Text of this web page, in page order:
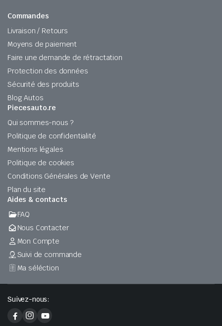
Commandes
Livraison / Retours
Moyens de paiement
Faire une demande de rétractation
Protection des données
Sécurité des produits
Blog Autos
Piecesauto.re
Qui sommes-nous ?
Politique de confidentialité
Mentions légales
Politique de cookies
Conditions Générales de Vente
Plan du site
Aides & contacts
FAQ
Nous Contacter
Mon Compte
Suivi de commande
Ma séléction
Suivez-nous: